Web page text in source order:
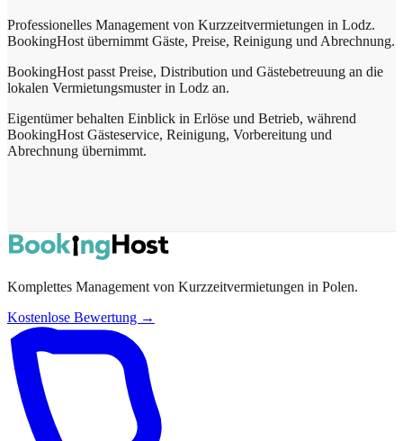
Professionelles Management von Kurzzeitvermietungen in Lodz.
BookingHost übernimmt Gäste, Preise, Reinigung und Abrechnung.
BookingHost passt Preise, Distribution und Gästebetreuung an die
lokalen Vermietungsmuster in Lodz an.
Eigentümer behalten Einblick in Erlöse und Betrieb, während
BookingHost Gästeservice, Reinigung, Vorbereitung und
Abrechnung übernimmt.
Komplettes Management von Kurzzeitvermietungen in Polen.
Kostenlose Bewertung →